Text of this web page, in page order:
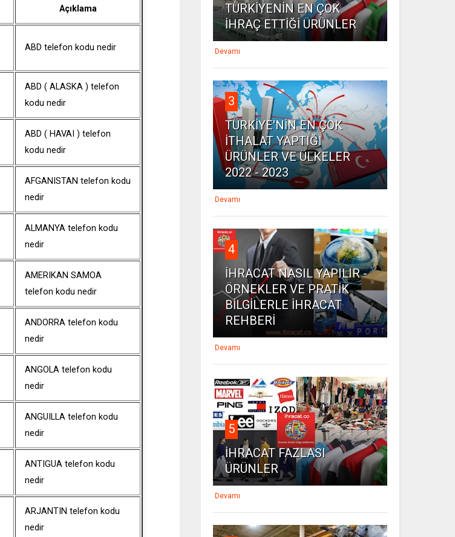
Açıklama
ABD telefon kodu nedir
ABD ( ALASKA ) telefon
kodu nedir
ABD ( HAVAI ) telefon
kodu nedir
AFGANISTAN telefon kodu
nedir
ALMANYA telefon kodu
nedir
AMERIKAN SAMOA
telefon kodu nedir
ANDORRA telefon kodu
nedir
ANGOLA telefon kodu
nedir
ANGUILLA telefon kodu
nedir
ANTIGUA telefon kodu
nedir
ARJANTIN telefon kodu
nedir
TÜRKİYENİN EN ÇOK
İHRAÇ ETTİĞİ ÜRÜNLER
Devamı
3
TÜRKİYE'NİN EN ÇOK
İTHALAT YAPTIĞI
ÜRÜNLER VE ÜLKELER
2022 - 2023
Devamı
4
İHRACAT NASIL YAPILIR -
ÖRNEKLER VE PRATİK
BİLGİLERLE İHRACAT
REHBERİ
Devamı
5
İHRACAT FAZLASI
ÜRÜNLER
Devamı